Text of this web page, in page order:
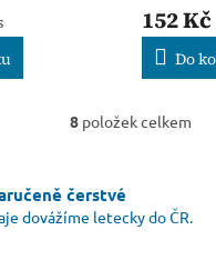
152 Kč
Do
O
d
a
8 položek celkem
čerstvé
dovážíme letecky do ČR.